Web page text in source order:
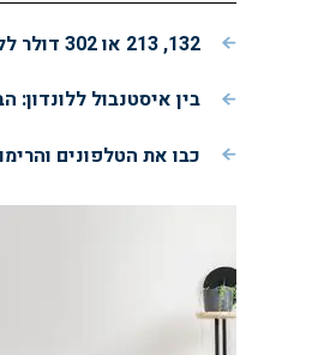
132, 213 או 302 דולר ללילה: איזה מלון בברצלונה נותן הכי הרבה תמורה?
בין איסטנבול
כבו את הטלפונים